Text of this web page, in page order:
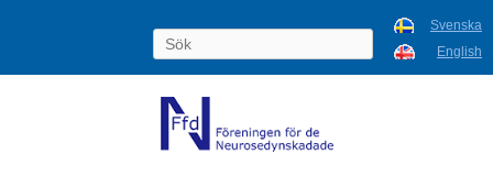
Svenska
English